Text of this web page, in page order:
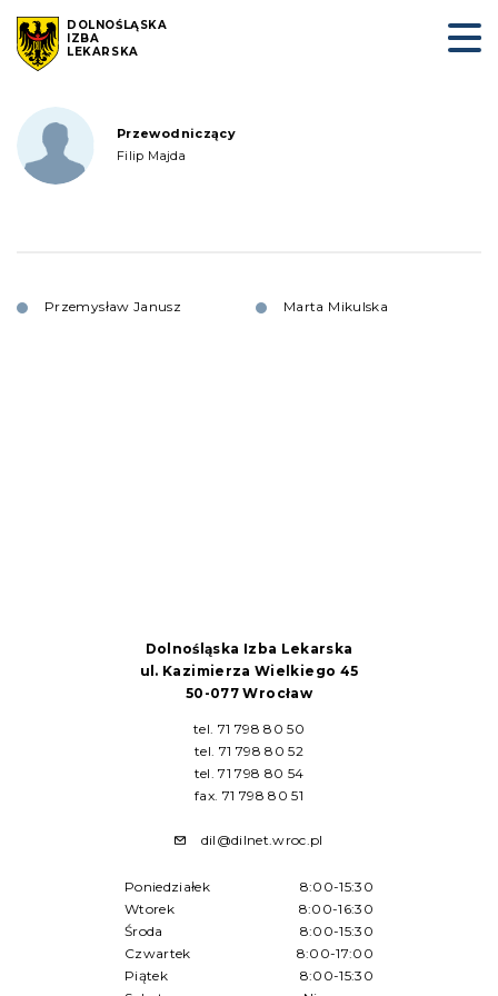
DOLNOŚLĄSKA
IZBA
LEKARSKA
Przewodniczący
Filip Majda
Przemysław Janusz Marta Mikulska
Dolnośląska Izba Lekarska
ul. Kazimierza Wielkiego 45
50-077 Wrocław
tel. 71 798 80 50
tel. 71 798 80 52
tel. 71 798 80 54
fax. 71 798 80 51
dil@dilnet.wroc.pl
Poniedziałek
8:00-15:30
Wtorek
8:00-16:30
Środa
8:00-15:30
Czwartek
8:00-17:00
Piątek
8:00-15:30